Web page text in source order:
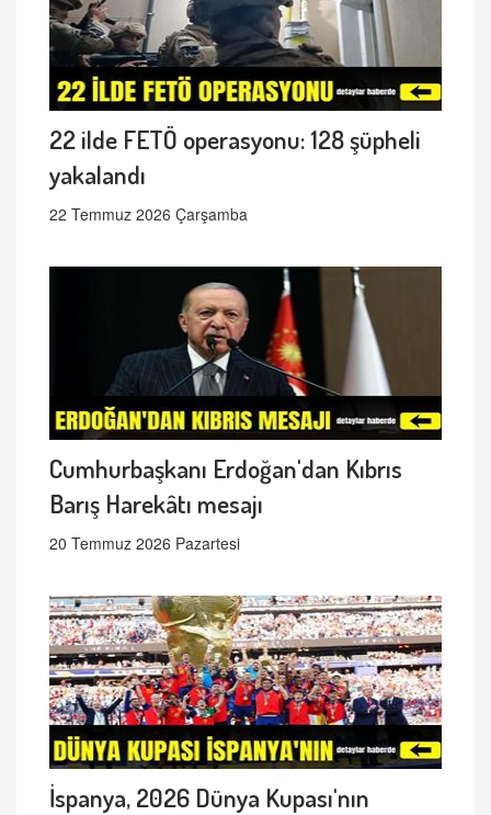
22 ilde FETÖ operasyonu: 128 şüpheli
yakalandı
22 Temmuz 2026 Çarşamba
Cumhurbaşkanı Erdoğan'dan Kıbrıs
Barış Harekâtı mesajı
20 Temmuz 2026 Pazartesi
İspanya, 2026 Dünya Kupası'nın